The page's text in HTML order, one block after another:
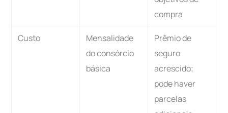
compra
Custo
Mensalidade
do consórcio
básica
Prêmio de
seguro
acrescido;
pode haver
parcelas